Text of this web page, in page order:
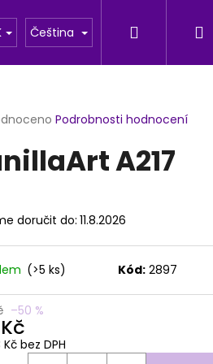
Fotogalerie
Čeština
Podrobnosti hodnocení
A217
doručit do: 11.8.2026
(>5 ks) Kód: 2897
–50 %
Kč bez DPH